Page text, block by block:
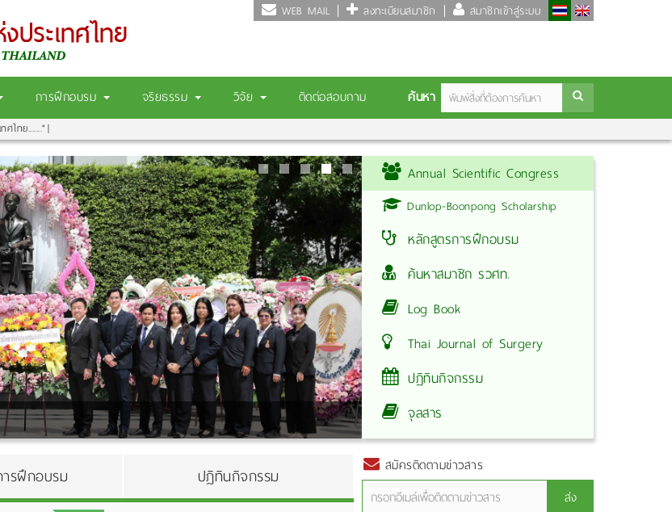
WEB MAIL ลงทะเบียนสมาชิก สมาชิกเข้าสู่ระบบ
การฝึกอบรม จริยธรรม วิจัย ติดต่อสอบถาม ค้นหา
ไทย......."
พิธีวางพวงมาลา เนื่องใน “วันมหิดล
Annual Scientific Congress
Dunlop-Boonpong Scholarship
หลักสูตรการฝึกอบรม
ค้นหาสมาชิก รวศท.
Log Book
Thai Journal of Surgery
ปฏิทินกิจกรรม
จุลสาร
รฝึกอบรม ปฏิทินกิจกรรม
สมัครติดตามข่าวสาร
ส่ง